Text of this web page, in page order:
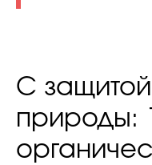
С
природы: